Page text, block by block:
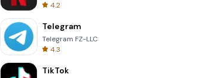
4.2
Telegram
Telegram FZ-LLC
4.3
TikTok